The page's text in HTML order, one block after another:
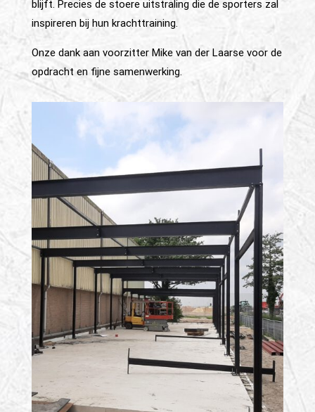
blijft. Precies de stoere uitstraling die de sporters zal
inspireren bij hun krachttraining.
Onze dank aan voorzitter Mike van der Laarse voor de
opdracht en fijne samenwerking.